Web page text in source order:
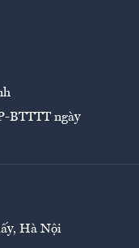
BTTTT ngày
Hà Nội